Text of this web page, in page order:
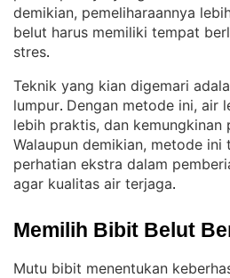
demikian, pemeliharaannya
belut harus memiliki tempat
stres.
Teknik yang kian digemari
lumpur. Dengan metode ini, air
lebih praktis, dan kemungkinan
Walaupun demikian, metode ini
perhatian ekstra dalam
agar kualitas air terjaga.
Memilih Bibit Belut
Mutu bibit menentukan